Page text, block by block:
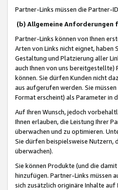
Partner-Links müssen die Partner-
(b) Allgemeine Anforderungen
Partner-Links können von Ihnen
Arten von Links nicht eignet, haben
Gestaltung und Platzierung aller
auch Ihnen von uns
können. Sie dürfen Kunden nicht
aus aufgerufen werden. Sie
Format erscheint) als Parameter in
Auf Ihren Wunsch, jedoch
Ihnen erlauben, die Leistung Ihrer
überwachen und zu optimieren.
Sie dürfen beispielsweise Nutzern,
überwachen).
Sie können Produkte (und die
hinzufügen. Partner-Links müssen
sich zusätzlich originäre Inhalte